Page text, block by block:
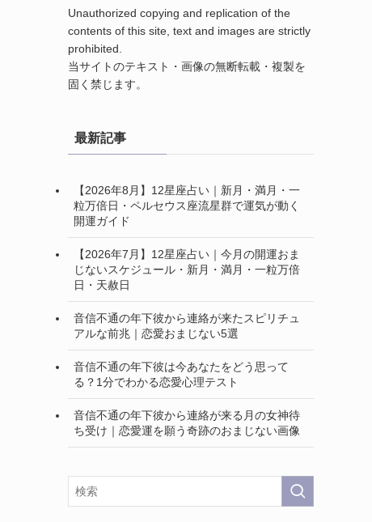
Unauthorized copying and replication of the
contents of this site, text and images are strictly
prohibited.
当サイトのテキスト・画像の無断転載・複製を
固く禁じます。
最新記事
【2026年8月】12星座占い｜新月・満月・一
粒万倍日・ペルセウス座流星群で運気が動く
開運ガイド
【2026年7月】12星座占い｜今月の開運おま
じないスケジュール・新月・満月・一粒万倍
日・天赦日
音信不通の年下彼から連絡が来たスピリチュ
アルな前兆｜恋愛おまじない5選
音信不通の年下彼は今あなたをどう思って
る？1分でわかる恋愛心理テスト
音信不通の年下彼から連絡が来る月の女神待
ち受け｜恋愛運を願う奇跡のおまじない画像